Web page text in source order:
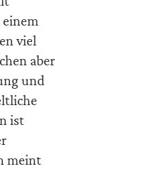
viel
aber
und
ist
meint